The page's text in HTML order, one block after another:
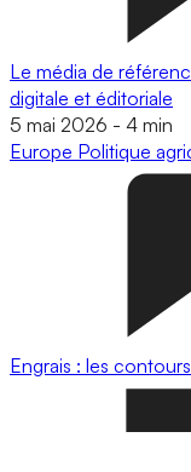
Le média de
digitale et éditoriale
5 mai 2026 - 4 min
Europe Politique
Engrais : les